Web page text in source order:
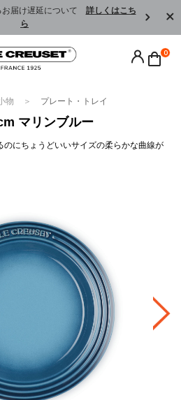
届け遅延について 詳しくはこち
ら
0
物 プレート・トレイ
マリンブルー
にちょうどいいサイズの柔らかな曲線が